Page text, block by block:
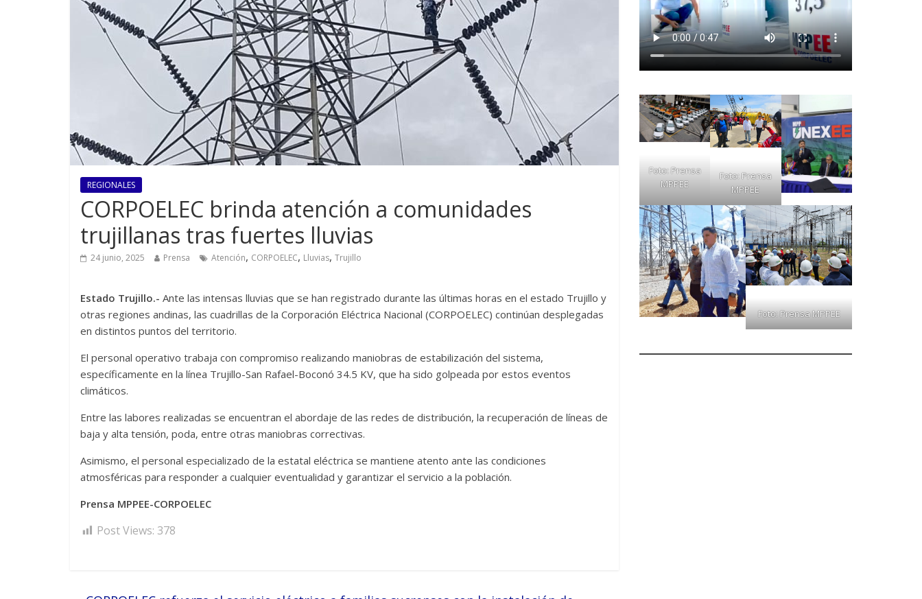
REGIONALES
CORPOELEC brinda atención a comunidades
trujillanas tras fuertes lluvias
24 junio, 2025 Prensa Atención, CORPOELEC, Lluvias, Trujillo
Estado Trujillo.- Ante las intensas lluvias que se han registrado durante las últimas horas en el estado Trujillo y
otras regiones andinas, las cuadrillas de la Corporación Eléctrica Nacional (CORPOELEC) continúan desplegadas
en distintos puntos del territorio.
El personal operativo trabaja con compromiso realizando maniobras de estabilización del sistema,
específicamente en la línea Trujillo-San Rafael-Boconó 34.5 KV, que ha sido golpeada por estos eventos
climáticos.
Entre las labores realizadas se encuentran el abordaje de las redes de distribución, la recuperación de líneas de
baja y alta tensión, poda, entre otras maniobras correctivas.
Asimismo, el personal especializado de la estatal eléctrica se mantiene atento ante las condiciones
atmosféricas para responder a cualquier eventualidad y garantizar el servicio a la población.
Prensa MPPEE-CORPOELEC
Post Views: 378
Foto: Prensa
MPPEE
Foto: Prensa
MPPEE
Foto: Prensa MPPEE